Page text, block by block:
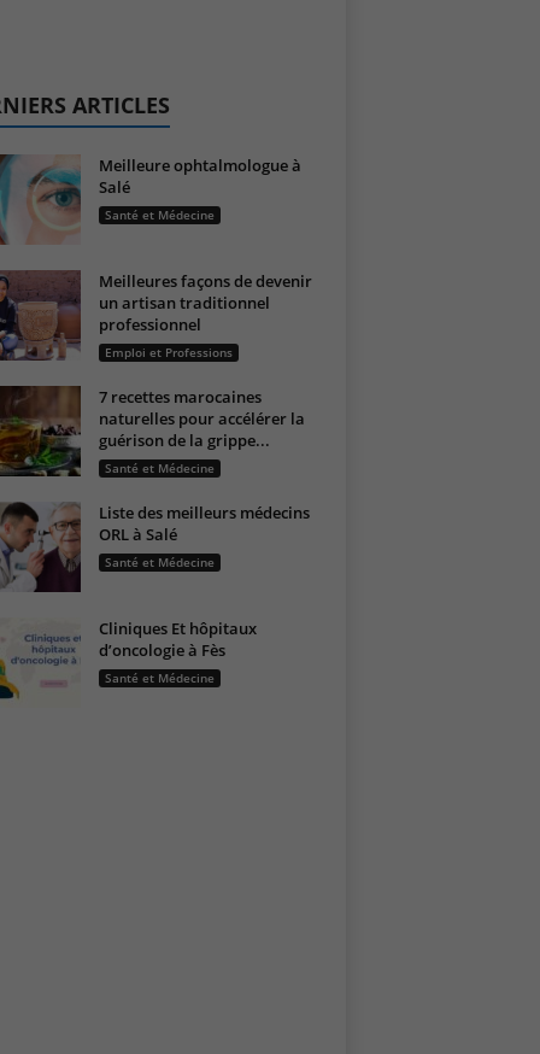
ARTICLES
Meilleure ophtalmologue à
Salé
Santé et Médecine
Meilleures façons de devenir
un artisan traditionnel
professionnel
Emploi et Professions
7 recettes marocaines
naturelles pour accélérer la
guérison de la grippe...
Santé et Médecine
Liste des meilleurs médecins
ORL à Salé
Santé et Médecine
Cliniques Et hôpitaux
d’oncologie à Fès
Santé et Médecine